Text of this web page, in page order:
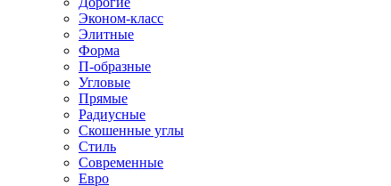
Эконом-класс
Элитные
Форма
П-образные
Угловые
Прямые
Радиусные
Скошенные углы
Стиль
Современные
Евро